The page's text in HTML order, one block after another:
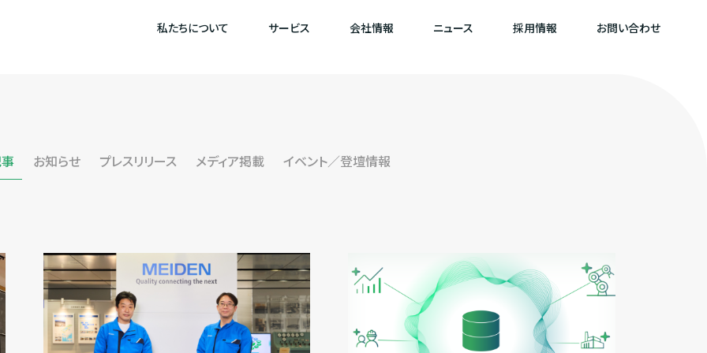
私たちについて サービス 会社情報 ニュース 採用情報 お問い合わせ
お知らせ プレスリリース メディア掲載 イベント／登壇情報